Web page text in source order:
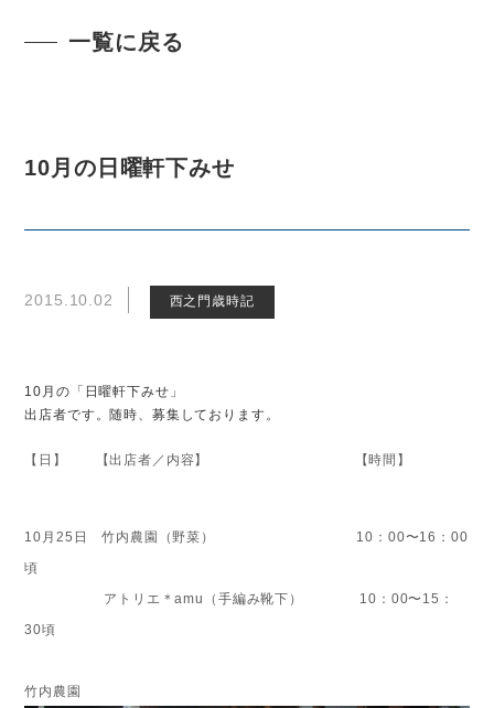
一覧に戻る
10月の日曜軒下みせ
2015.10.02 西之門歳時記
10月の「日曜軒下みせ」
出店者です。随時、募集しております。
【日】 【出店者／内容】 【時間】
10 月25日竹内農園（野菜） 10：00〜16：00
頃
アトリエ＊amu（手編み靴下） 10：00〜15：
30頃
竹内農園